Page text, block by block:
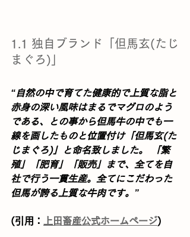
1.1 独自ブランド「但馬玄(たじ
まぐろ)」
“自然の中で育てた健康的で上質な脂と
赤身の深い風味はまるでマグロのよう
である、との事から但馬牛の中でも一
線を画したものと位置付け「但馬玄(た
じまぐろ)」と命名致しました。 「繁
殖」「肥育」「販売」まで、全てを自
社で行う一貫生産。全てにこだわった
但馬が誇る上質な牛肉です。”
(引用： 上田畜産公式ホームページ)